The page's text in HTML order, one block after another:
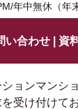
年中無休（年
い合わせ | 資
ョンマンシ
受け付けて